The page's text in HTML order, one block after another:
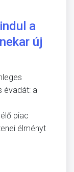
a
új
évadát: a
piac
élményt